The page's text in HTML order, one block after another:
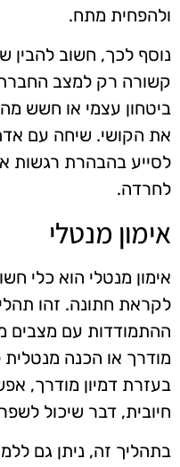
ולהפחית מתח.
נוסף לכך, חשוב להבין
קשורה רק למצב
ביטחון עצמי או חשש
את הקושי. שיחה עם
לסייע בהבהרת רגשות
לחרדה.
אימון מנטלי
אימון מנטלי הוא כלי
לקראת חתונה. זהו
ההתמודדות עם מצבים
מודרך או הכנה מנטלית
בעזרת דמיון מודרך,
חיובית, דבר שיכול
בתהליך זה, ניתן גם